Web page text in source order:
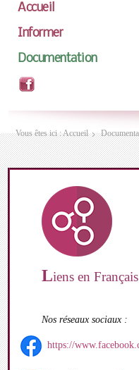
Accueil
Informer
Documentation
Vous êtes ici :Accueil
Liens en Français
Nos réseaux sociaux :
https://